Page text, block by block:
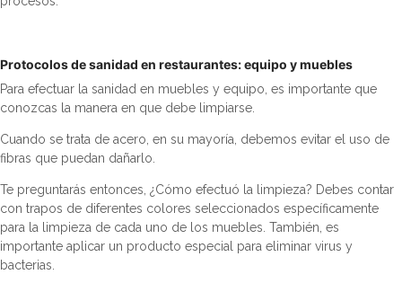
Protocolos de sanidad en restaurantes: equipo y muebles
Para efectuar la sanidad en muebles y equipo, es importante que
conozcas la manera en que debe limpiarse.
Cuando se trata de acero, en su mayoría, debemos evitar el uso de
fibras que puedan dañarlo.
Te preguntarás entonces, ¿Cómo efectuó la limpieza? Debes contar
con trapos de diferentes colores seleccionados específicamente
para la limpieza de cada uno de los muebles. También, es
importante aplicar un producto especial para eliminar virus y
bacterias.